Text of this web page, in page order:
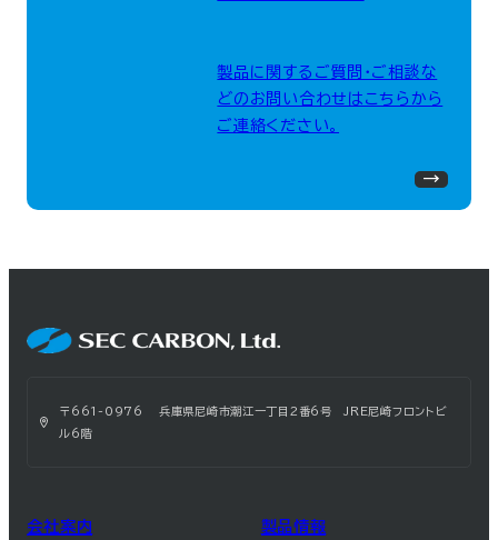
製品に関するご質問・ご相談な
どのお問い合わせはこちらから
ご連絡ください。
〒661-0976 兵庫県尼崎市潮江一丁目2番6号 JRE尼崎フロントビ
ル6階
会社案内 製品情報